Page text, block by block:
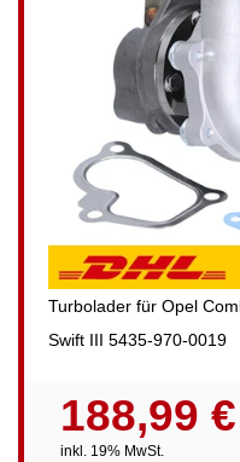
Turbolader für Opel
Swift III 5435-970-0019
188,99 €
inkl. 19% MwSt.